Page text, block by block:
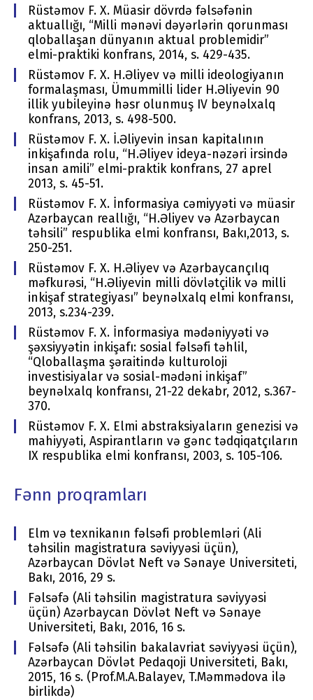
Rüstəmov F. X. Müasir dövrdə fəlsəfənin
aktuallığı, “Milli mənəvi dəyərlərin qorunması
qloballaşan dünyanın aktual problemidir”
elmi-praktiki konfrans, 2014, s. 429-435.
Rüstəmov F. X. H.Əliyev və milli ideologiyanın
formalaşması, Ümummilli lider H.Əliyevin 90
illik yubileyinə həsr olunmuş IV beynəlxalq
konfrans, 2013, s. 498-500.
Rüstəmov F. X. İ.Əliyevin insan kapitalının
inkişafında rolu, “H.Əliyev ideya-nəzəri irsində
insan amili” elmi-praktik konfrans, 27 aprel
2013, s. 45-51.
Rüstəmov F. X. İnformasiya cəmiyyəti və müasir
Azərbaycan reallığı, “H.Əliyev və Azərbaycan
təhsili” respublika elmi konfransı, Bakı,2013, s.
250-251.
Rüstəmov F. X. H.Əliyev və Azərbaycançılıq
məfkurəsi, “H.Əliyevin milli dövlətçilik və milli
inkişaf strategiyası” beynəlxalq elmi konfransı,
2013, s.234-239.
Rüstəmov F. X. İnformasiya mədəniyyəti və
şəxsiyyətin inkişafı: sosial fəlsəfi təhlil,
“Qloballaşma şəraitində kulturoloji
investisiyalar və sosial-mədəni inkişaf”
beynəlxalq konfransı, 21-22 dekabr, 2012, s.367-
370.
Rüstəmov F. X. Elmi abstraksiyaların genezisi və
mahiyyəti, Aspirantların və gənc tədqiqatçıların
IX respublika elmi konfransı, 2003, s. 105-106.
Fənn proqramları
Elm və texnikanın fəlsəfi problemləri (Ali
təhsilin magistratura səviyyəsi üçün),
Azərbaycan Dövlət Neft və Sənaye Universiteti,
Bakı, 2016, 29 s.
Fəlsəfə (Ali təhsilin magistratura səviyyəsi
üçün) Azərbaycan Dövlət Neft və Sənaye
Universiteti, Bakı, 2016, 16 s.
Fəlsəfə (Ali təhsilin bakalavriat səviyyəsi üçün),
Azərbaycan Dövlət Pedaqoji Universiteti, Bakı,
2015, 16 s. (Prof.M.A.Balayev, T.Məmmədova ilə
birlikdə)